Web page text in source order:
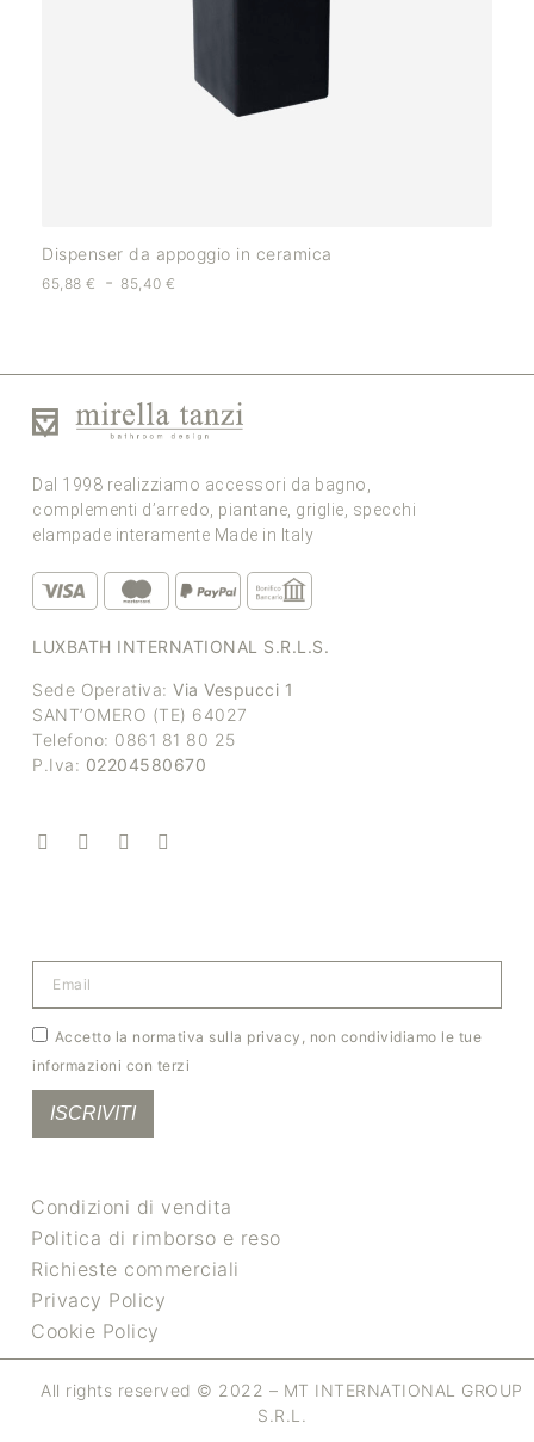
Dispenser da appoggio in ceramica
65,88 € - 85,40€
Dal 1998 realizziamo accessori da bagno,
complementi d’arredo, piantane, griglie, specchi
elampade interamente Made in Italy
LUXBATH INTERNATIONAL S.R.L.S.
Sede Operativa: Via Vespucci 1
SANT’OMERO (TE) 64027
Telefono: 0861 81 80 25
P.Iva: 02204580670
Accetto la normativa sulla privacy, non condividiamo le tue
informazioni con terzi
ISCRIVITI
Condizioni di vendita
Politica di rimborso e reso
Richieste commerciali
Privacy Policy
Cookie Policy
All rights reserved © 2022 – MT INTERNATIONAL GROUP
S.R.L.